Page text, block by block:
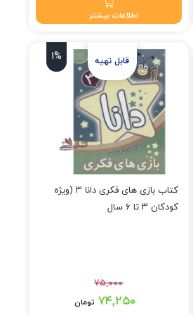
اطلاعات بیشتر
1%
کتاب بازی های فکری دانا ۳ (ویژه
کودکان ۳ تا ۶ سال
۷۵,۰۰۰
قیمت اصلی: ۷۵,۰۰۰ تومان بود.۷۴,۲۵۰ تومان